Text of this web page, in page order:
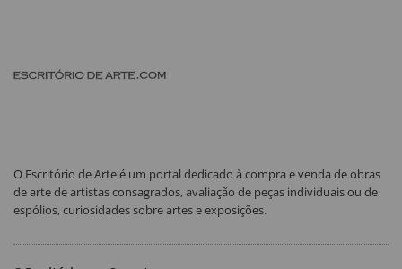
O Escritório de Arte é um portal dedicado à compra e venda de obras
de arte de artistas consagrados, avaliação de peças individuais ou de
espólios, curiosidades sobre artes e exposições.